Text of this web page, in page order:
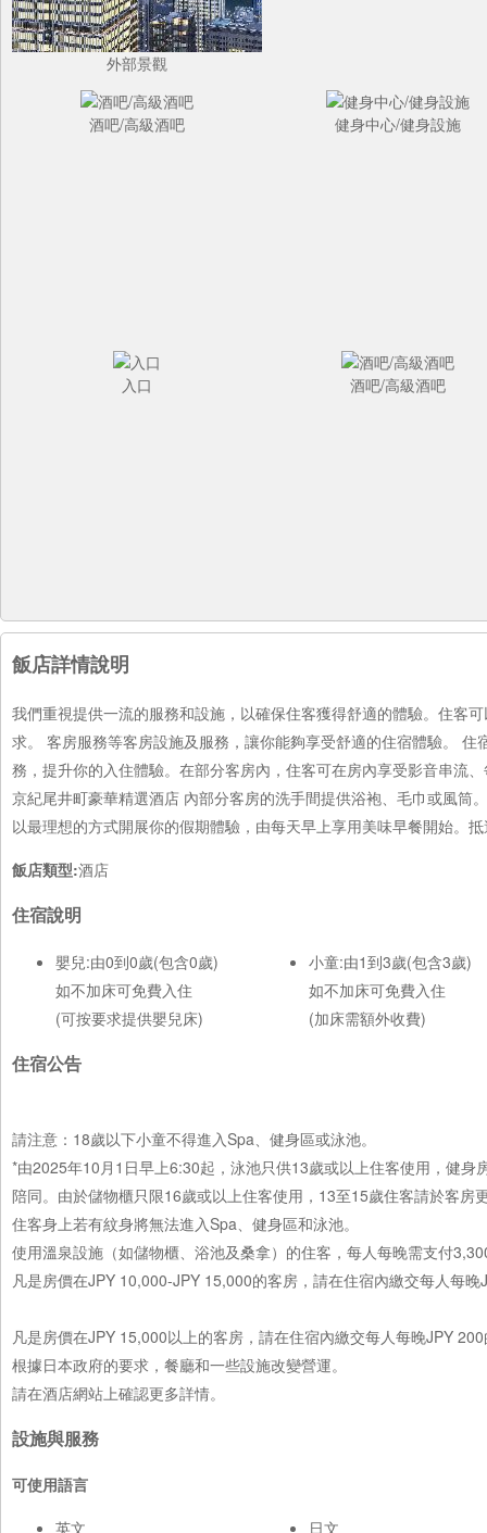
外部景觀
酒吧/高級酒吧 健身中心/健身設施
入口 酒吧/高級酒吧
飯店詳情說明
我們重視提供一流的服務和設施，以確保住客獲得舒適的體驗。住客
求。 客房服務等客房設施及服務，讓你能夠享受舒適的住宿體驗。
務，提升你的入住體驗。在部分客房內，住客可在房內享受影音串流
京紀尾井町豪華精選酒店 內部分客房的洗手間提供浴袍、毛巾或風
以最理想的方式開展你的假期體驗，由每天早上享用美味早餐開始。
飯店類型:酒店
住宿說明
嬰兒:由0到0歲(包含0歲)
如不加床可免費入住
(可按要求提供嬰兒床)
小童:由1到3歲(包含3歲)
如不加床可免費入住
(加床需額外收費)
住宿公告
請注意：18歲以下小童不得進入Spa、健身區或泳池。
*由2025年10月1日早上6:30起，泳池只供13歲或以上住客使用，健
陪同。由於儲物櫃只限16歲或以上住客使用，13至15歲住客請於客房
住客身上若有紋身將無法進入Spa、健身區和泳池。
使用溫泉設施（如儲物櫃、浴池及桑拿）的住客，每人每晚需支付
凡是房價在JPY 10,000-JPY 15,000的客房，請在住宿內繳交每人每
凡是房價在JPY 15,000以上的客房，請在住宿內繳交每人每晚JPY
根據日本政府的要求，餐廳和一些設施改變營運。
請在酒店網站上確認更多詳情。
設施與服務
可使用語言
英文
日文